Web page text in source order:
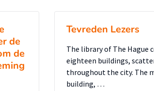
de
de
Tevreden Lezers
The library of The Hague
eighteen buildings,
throughout the city. The
building, …